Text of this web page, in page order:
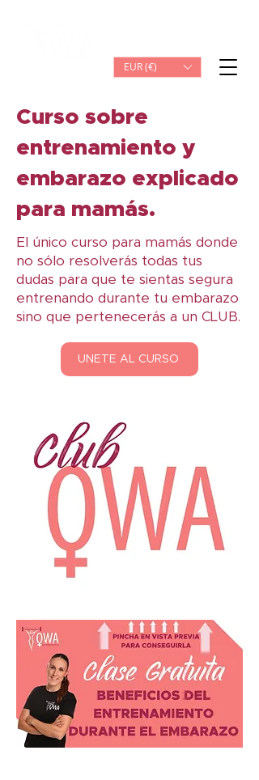
EUR (€)
Curso sobre
entrenamiento y
embarazo explicado
para mamás.
El único curso para mamás donde
no sólo resolverás todas tus
dudas para que te sientas segura
entrenando durante tu embarazo
sino que pertenecerás a un CLUB.
ÚNETE AL CURSO